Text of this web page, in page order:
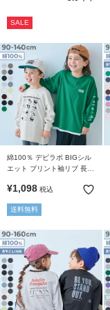
SALE
綿100％ デビラボ BIGシル
エット プリント袖リブ 長袖
¥1,098 税込
送料無料